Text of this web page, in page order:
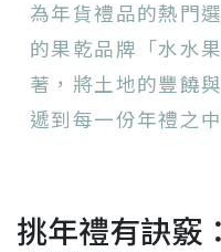
為年貨禮品的熱門
的果乾品牌「水水
著，將土地的豐饒
遞到每一份年禮之
挑年禮有訣竅